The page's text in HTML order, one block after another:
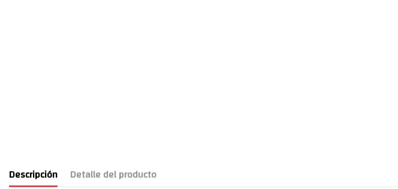
Descripción Detalle del producto